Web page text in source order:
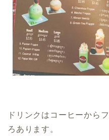
ドリンクはコーヒーから
ろあります。